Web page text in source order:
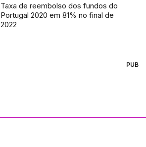
Taxa de reembolso dos fundos do
Portugal 2020 em 81% no final de
2022
PUB